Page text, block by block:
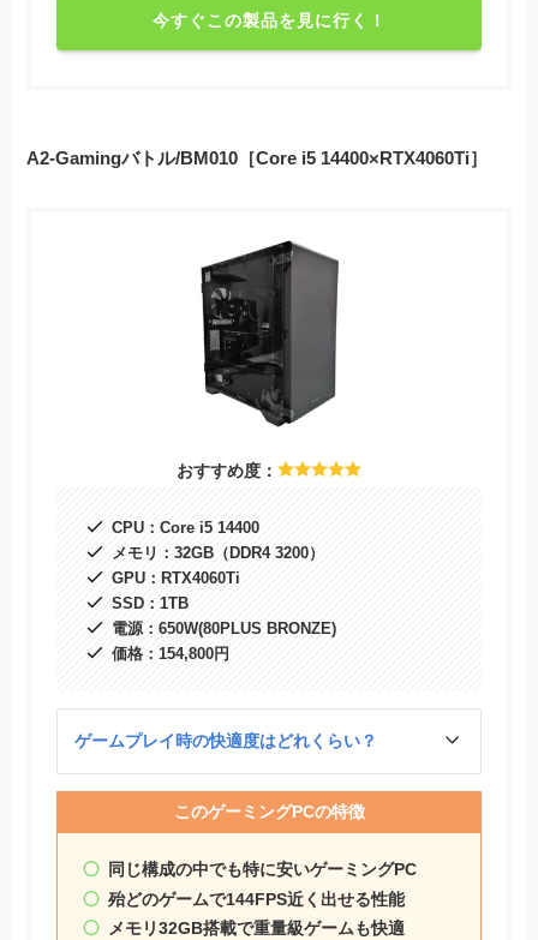
今すぐこの製品を見に行く！
A2-Gamingバトル/BM010［Core i5 14400×RTX4060Ti］
おすすめ度：
CPU：Core i5 14400
メモリ：32GB（DDR4 3200）
GPU：RTX4060Ti
SSD：1TB
電源：650W(80PLUS BRONZE)
価格：154,800円
ゲームプレイ時の快適度はどれくらい？
このゲーミングPCの特徴
同じ構成の中でも特に安いゲーミングPC
殆どのゲームで144FPS近く出せる性能
メモリ32GB搭載で重量級ゲームも快適